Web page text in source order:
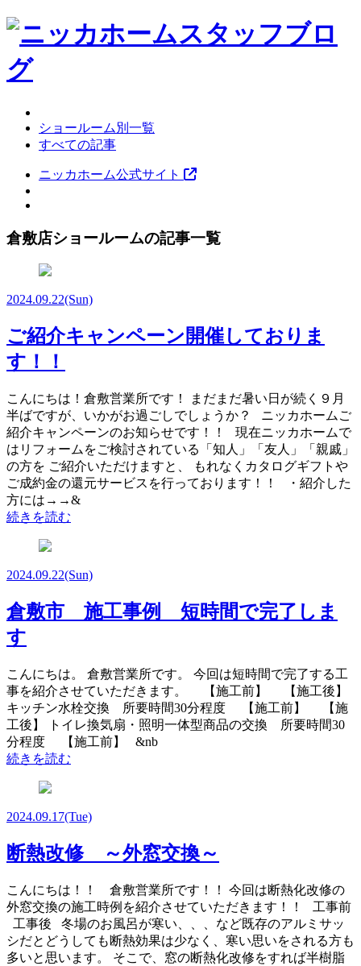
ショールーム別一覧
すべての記事
ニッカホーム公式サイト
倉敷店ショールームの記事一覧
2024.09.22(Sun)
ご紹介キャンペーン開催しておりま
す！！
こんにちは！倉敷営業所です！ まだまだ暑い日が続く９月
半ばですが、いかがお過ごしでしょうか？ ニッカホームご
紹介キャンペーンのお知らせです！！ 現在ニッカホームで
はリフォームをご検討されている「知人」「友人」「親戚」
の方を ご紹介いただけますと、 もれなくカタログギフトや
ご成約金の還元サービスを行っております！！ ・紹介した
方には→→&
続きを読む
2024.09.22(Sun)
倉敷市 施工事例 短時間で完了しま
す
こんにちは。 倉敷営業所です。 今回は短時間で完了する工
事を紹介させていただきます。 【施工前】 【施工後】
キッチン水栓交換 所要時間30分程度 【施工前】 【施
工後】 トイレ換気扇・照明一体型商品の交換 所要時間30
分程度 【施工前】 &nb
続きを読む
2024.09.17(Tue)
断熱改修 ～外窓交換～
こんにちは！！ 倉敷営業所です！！ 今回は断熱化改修の
外窓交換の施工時例を紹介させていただきます！！ 工事前
工事後 冬場のお風呂が寒い、、、など既存のアルミサッ
シだとどうしても断熱効果は少なく、寒い思いをされる方も
多いと思います。 そこで、窓の断熱化改修をすれば半樹脂